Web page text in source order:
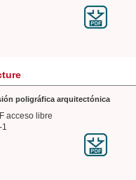
poligráfica arquitectónica
acceso libre
1